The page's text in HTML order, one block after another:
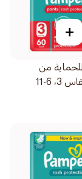
+
من
التسلخات، مقاس 3، 6-11